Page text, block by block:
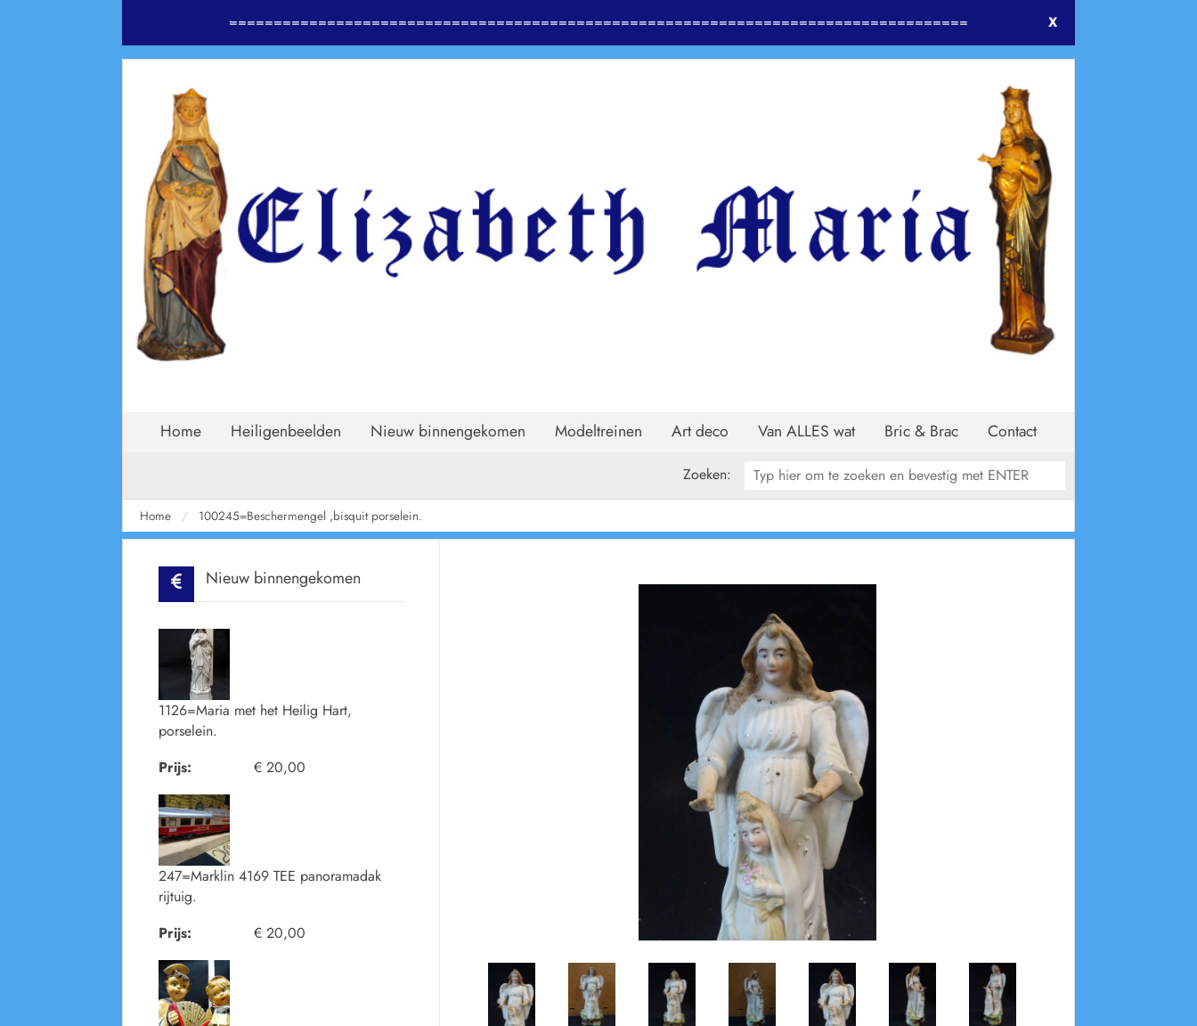
=================================================================================== X
Home Heiligenbeelden Nieuw binnengekomen Modeltreinen Art deco Van ALLES wat Bric & Brac Contact
Zoeken:
Home 100245=Beschermengel ,bisquit porselein.
Nieuw binnengekomen
1126=Maria met het Heilig Hart,
porselein.
Prijs:
€ 20,00
247=Marklin 4169 TEE panoramadak
rijtuig.
Prijs:
€ 20,00